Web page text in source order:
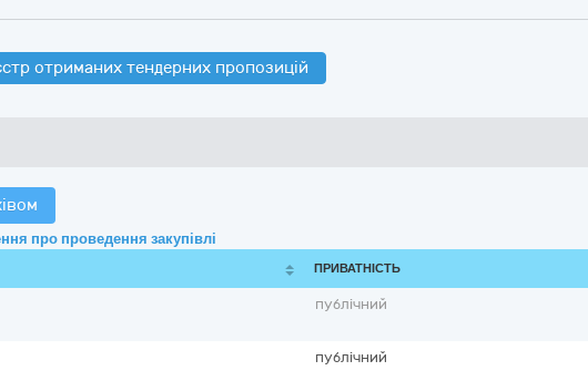
отриманих тендерних пропозицій
про проведення закупівлі
ПРИВАТНІСТЬ
публічний
публічний